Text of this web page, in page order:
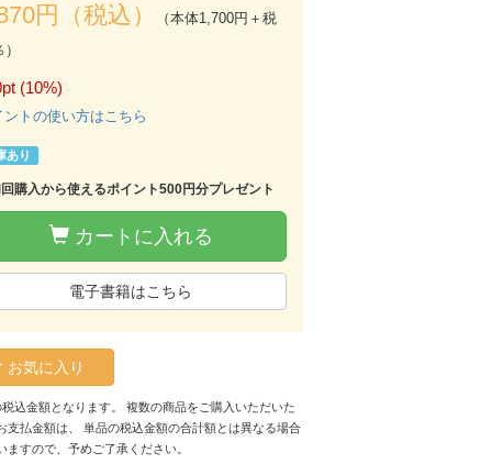
円（税込）
（本体1,700円＋税
(10%)
ントの使い方はこちら
あり
購入から使えるポイント500円分プレゼント
カートに入れる
電子書籍はこちら
お気に入り
込金額となります。 複数の商品をご購入いただいた
支払金額は、 単品の税込金額の合計額とは異なる場合
ますので、予めご了承ください。